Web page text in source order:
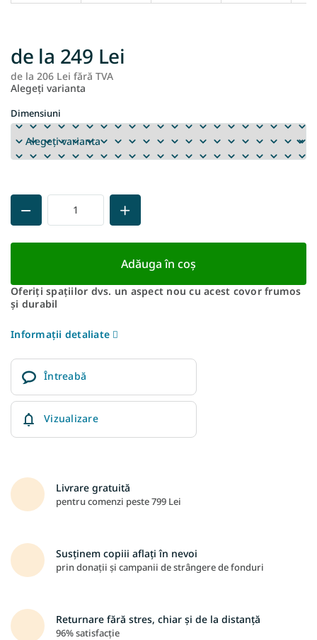
de la 249 Lei
de la 206 Lei fără TVA
Alegeţi varianta
Dimensiuni
Adăuga în coş
Oferiți spațiilor dvs. un aspect nou cu acest covor frumos
și durabil
Informaţii detaliate
Întreabă
Vizualizare
Livrare gratuită
pentru comenzi peste 799 Lei
Susținem copiii aflați în nevoi
prin donații și campanii de strângere de fonduri
Returnare fără stres, chiar și de la distanță
96% satisfacție